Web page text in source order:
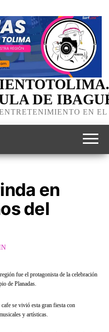
DE
EN
en
del
fue el protagonista de la celebración
de Planadas.
se vivió esta gran fiesta con
y artísticas.